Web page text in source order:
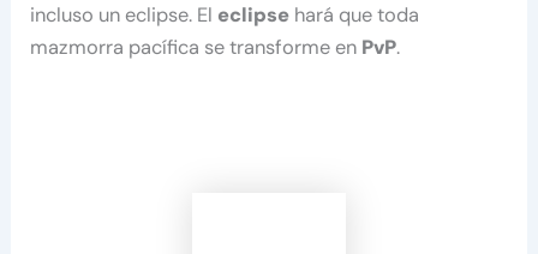
incluso un eclipse. El eclipse hará que toda
mazmorra pacífica se transforme en PvP.